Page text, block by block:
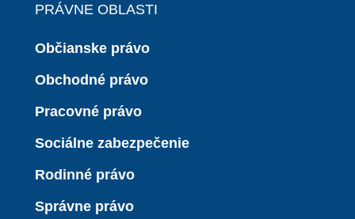
PRÁVNE OBLASTI
Občianske právo
Obchodné právo
Pracovné právo
Sociálne zabezpečenie
Rodinné právo
Správne právo